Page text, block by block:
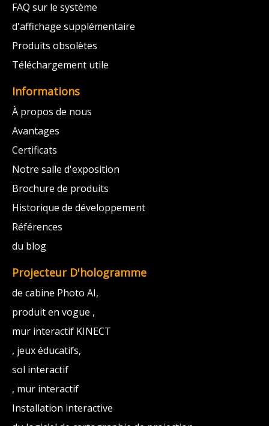
FAQ sur le système
d'affichage supplémentaire
Produits obsolètes
Téléchargement utile
Informations
À propos de nous
Avantages
Certificats
Notre salle d'exposition
Brochure de produits
Historique de développement
Références
du blog
Projecteur D'hologramme
de cabine Photo AI,
produit en vogue ,
mur interactif KINECT
, jeux éducatifs,
sol interactif
, mur interactif
Installation interactive